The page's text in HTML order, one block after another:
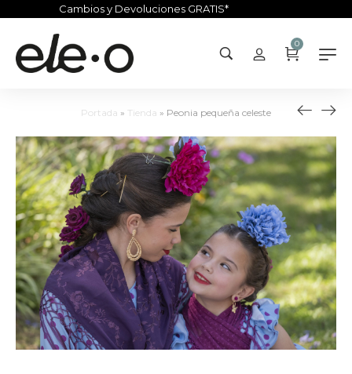
Cambios y Devoluciones GRATIS*
0
Portada » Tienda » Peonia pequeña celeste